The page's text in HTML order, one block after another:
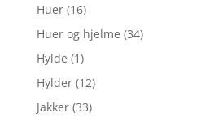
Huer (16)
Huer og hjelme (34)
Hylde (1)
Hylder (12)
Jakker (33)